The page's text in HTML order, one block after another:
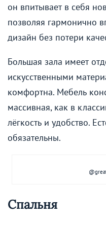
он впитывает в себя
позволяя гармонично
дизайн без потери
Большая зала имеет
искусственными
комфортна. Мебель
массивная, как в
лёгкость и удобство.
обязательны.
Спальня